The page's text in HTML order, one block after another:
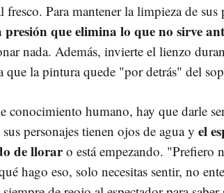
fresco. Para mantener la limpieza de sus
que elimina lo que no sirve
nada. Además, invierte el lienzo
que la pintura quede "por detrás" del
conocimiento humano, hay que darle
personajes tienen ojos de agua y el
de lloraro está empezando. "Prefiero
hago eso, solo necesitas sentir, no